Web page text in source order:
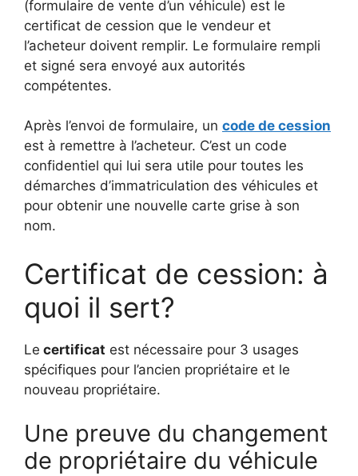
(formulaire de vente d’un véhicule) est le
certificat de cession que le vendeur et
l’acheteur doivent remplir. Le formulaire rempli
et signé sera envoyé aux autorités
compétentes.
Après l’envoi de formulaire, un code de cession
est à remettre à l’acheteur. C’est un code
confidentiel qui lui sera utile pour toutes les
démarches d’immatriculation des véhicules et
pour obtenir une nouvelle carte grise à son
nom.
Certificat de cession: à
quoi il sert?
Le certificat est nécessaire pour 3 usages
spécifiques pour l’ancien propriétaire et le
nouveau propriétaire.
Une preuve du changement
de propriétaire du véhicule